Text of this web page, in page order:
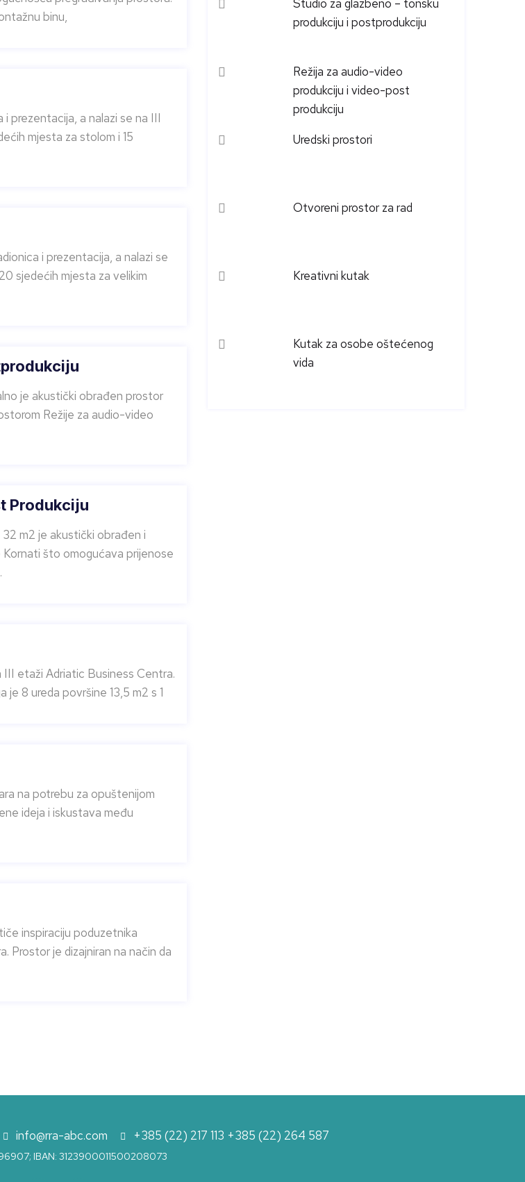
binu,
prezentacija, a nalazi se na III
mjesta za stolom i 15
i prezentacija, a nalazi se
sjedećih mjesta za velikim
je akustički obrađen prostor
Režije za audio-video
Produkciju
m2 je akustički obrađen i
što omogućava prijenose
III etaži Adriatic Business Centra.
je 8 ureda površine 13,5 m2 s 1
na potrebu za opuštenijom
ideja i iskustava među
inspiraciju poduzetnika
Prostor je dizajniran na način da
Studio za glazbeno – tonsku
produkciju i postprodukciju
Režija za audio-video
produkciju i video-post
produkciju
Uredski prostori
Otvoreni prostor za rad
Kreativni kutak
Kutak za osobe oštećenog
vida
info@rra-abc.com +385 (22) 217 113 +385 (22) 264 587
IBAN: 3123900011500208073